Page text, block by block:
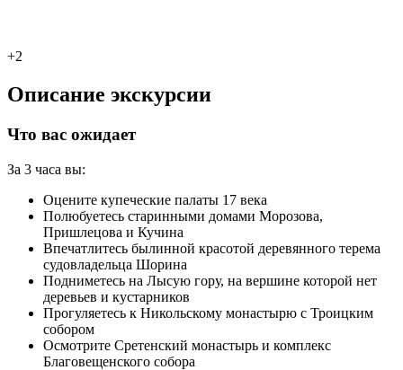
+2
Описание экскурсии
Что вас ожидает
За 3 часа вы:
Оцените купеческие палаты 17 века
Полюбуетесь старинными домами Морозова,
Пришлецова и Кучина
Впечатлитесь былинной красотой деревянного терема
судовладельца Шорина
Подниметесь на Лысую гору, на вершине которой нет
деревьев и кустарников
Прогуляетесь к Никольскому монастырю с Троицким
собором
Осмотрите Сретенский монастырь и комплекс
Благовещенского собора